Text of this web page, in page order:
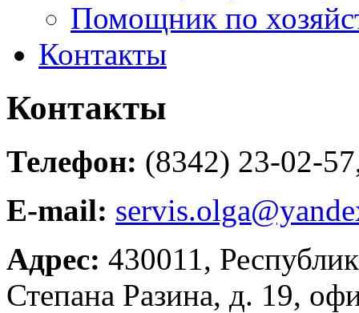
Помощник по
Контакты
Контакты
Телефон: (8342) 23-02-
E-mail:
Адрес: 430011,
Степана Разина, д. 19,